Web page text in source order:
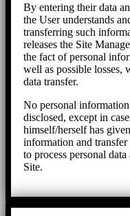
By entering their data
the User understands
transferring such
releases the Site
the fact of personal
well as possible losses,
data transfer.
No personal
disclosed, except in
himself/herself has
information and
to process personal
Site.